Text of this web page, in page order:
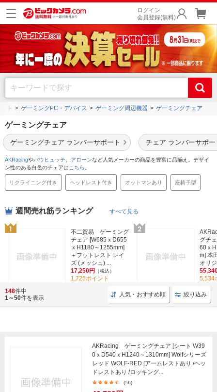
ログイン
会員登録(無料)
ト ゲーミングPC・デバイス ゲーミング周辺機器 ゲーミングチェア
ゲーミングチェア
ゲーミングチェア ランバーサポート チェア ランバーサポー
AKRacingやバウヒュッテ アローンなど人気メーカーの商品を豊富に品揃え。デザイ
ン性のある白色のチェアは こちら
リクライニング付き ヘッドレスト付き オットマンあり 座椅子型
週間売れ筋ランキング すべて見る
不二貿易 ゲーミング
チェア [W685ｘD655
ｘH1180～1255mm]
＋フットレスト レイ
ズ (メッシュ) ...
17,250円
（税込）
1,725ポイント
グチ
60ｘ
m] 本
オリ
5,534
148件中
1～50件を表示 人気・おすすめ順 絞り込み
AKRacing ゲーミングチェア [シート W39
0ｘD540ｘH1240～1310mm] Wolfシリーズ
レッド WOLF-RED [アームレストあり /ヘッ
ドレストあり /ロッキング...
(56)